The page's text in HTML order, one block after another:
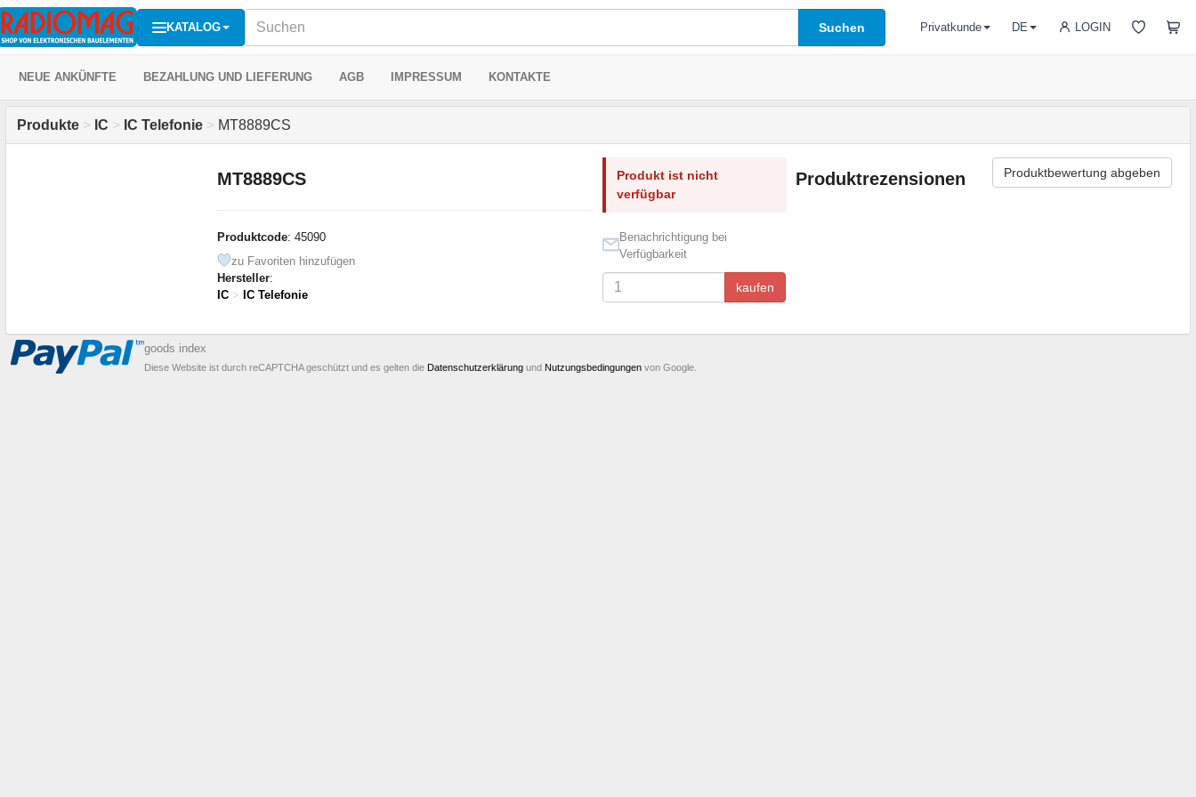
KATALOG Suchen LOGIN
Privatkunde DE
NEUE ANKÜNFTE BEZAHLUNG UND LIEFERUNG AGB IMPRESSUM KONTAKTE
Produkte > IC > IC Telefonie > MT8889CS
MT8889CS
Produktcode: 45090
zu Favoriten hinzufügen
Hersteller:
IC > IC Telefonie
Produkt ist nicht
verfügbar
Benachrichtigung bei
Verfügbarkeit
kaufen
Produktrezensionen Produktbewertung abgeben
goods index
Diese Website ist durch reCAPTCHA geschützt und es gelten die Datenschutzerklärung und Nutzungsbedingungen von Google.